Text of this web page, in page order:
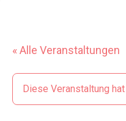
« Alle Veranstaltungen
Diese Veranstaltung